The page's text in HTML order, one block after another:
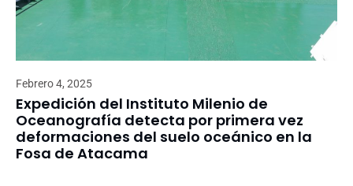
Febrero 4, 2025
Expedición del Instituto Milenio de
Oceanografía detecta por primera vez
deformaciones del suelo oceánico en la
Fosa de Atacama